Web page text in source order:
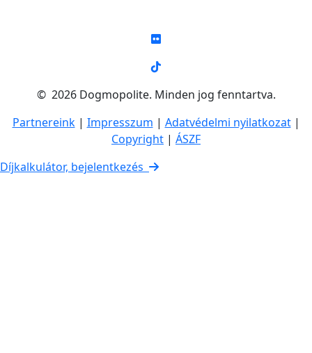
© 2026 Dogmopolite. Minden jog fenntartva.
Partnereink| Impresszum | Adatvédelmi nyilatkozat|
Copyright | ÁSZF
Díjkalkulátor, bejelentkezés